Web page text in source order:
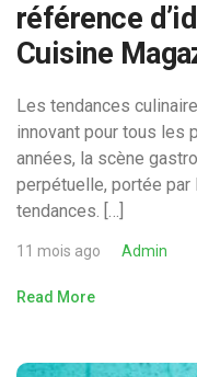
référence
Cuisine
Les tendances
innovant pour tous les
années, la scène
perpétuelle, portée par
tendances. […]
11 mois ago Admin
Read More